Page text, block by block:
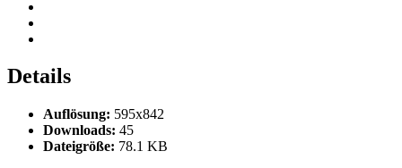
Details
Auflösung: 595x842
Downloads: 45
Dateigröße: 78.1 KB